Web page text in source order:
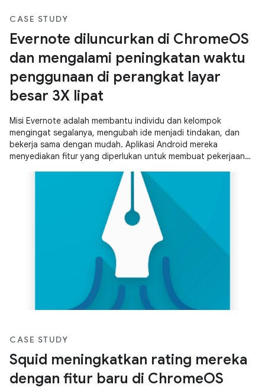
CASE STUDY
Evernote diluncurkan di ChromeOS
dan mengalami peningkatan waktu
penggunaan di perangkat layar
besar 3X lipat
Misi Evernote adalah membantu individu dan kelompok
mengingat segalanya, mengubah ide menjadi tindakan, dan
bekerja sama dengan mudah. Aplikasi Android mereka
menyediakan fitur yang diperlukan untuk membuat pekerjaan
berkolaborasi dengan pengguna lain.
CASE STUDY
Squid meningkatkan rating mereka
dengan fitur baru di ChromeOS